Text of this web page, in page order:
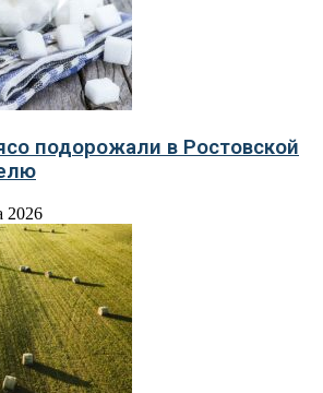
подорожали в Ростовской
2026